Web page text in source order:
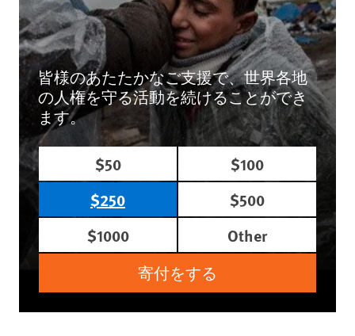
皆様のあたたかなご支援で、世界各地
の人権を守る活動を続けることができ
ます。
$50
$100
$250
$500
$1000
Other
寄付をする